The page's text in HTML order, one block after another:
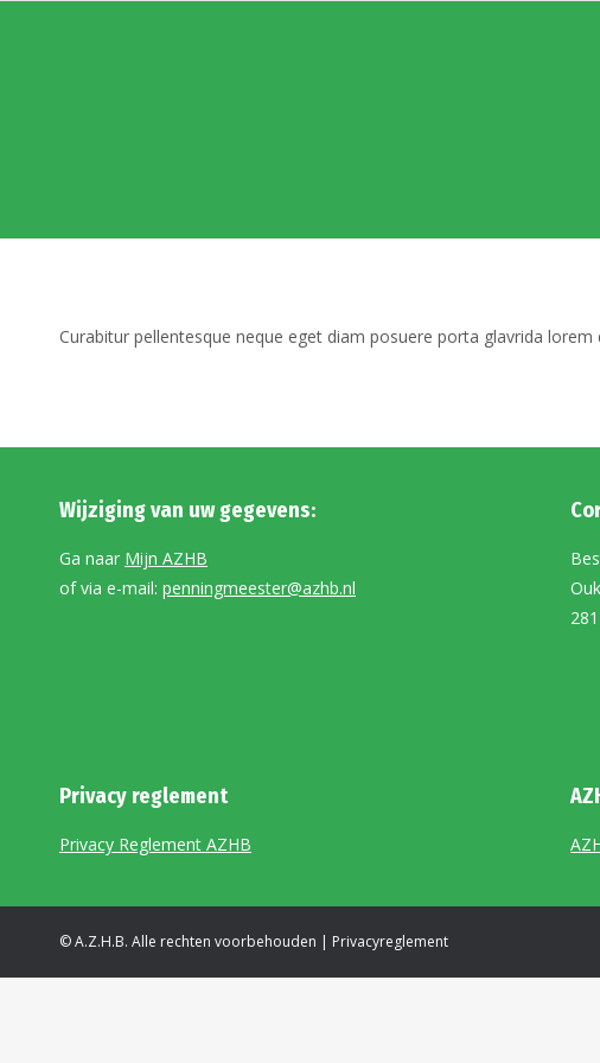
Curabitur pellentesque neque eget diam posuere porta glavrida
Wijziging van uw gegevens:
Ga naar Mijn AZHB
of via e-mail: penningmeester@azhb.nl
Privacy reglement
Privacy Reglement AZHB
© A.Z.H.B. Alle rechten voorbehouden | Privacyreglement